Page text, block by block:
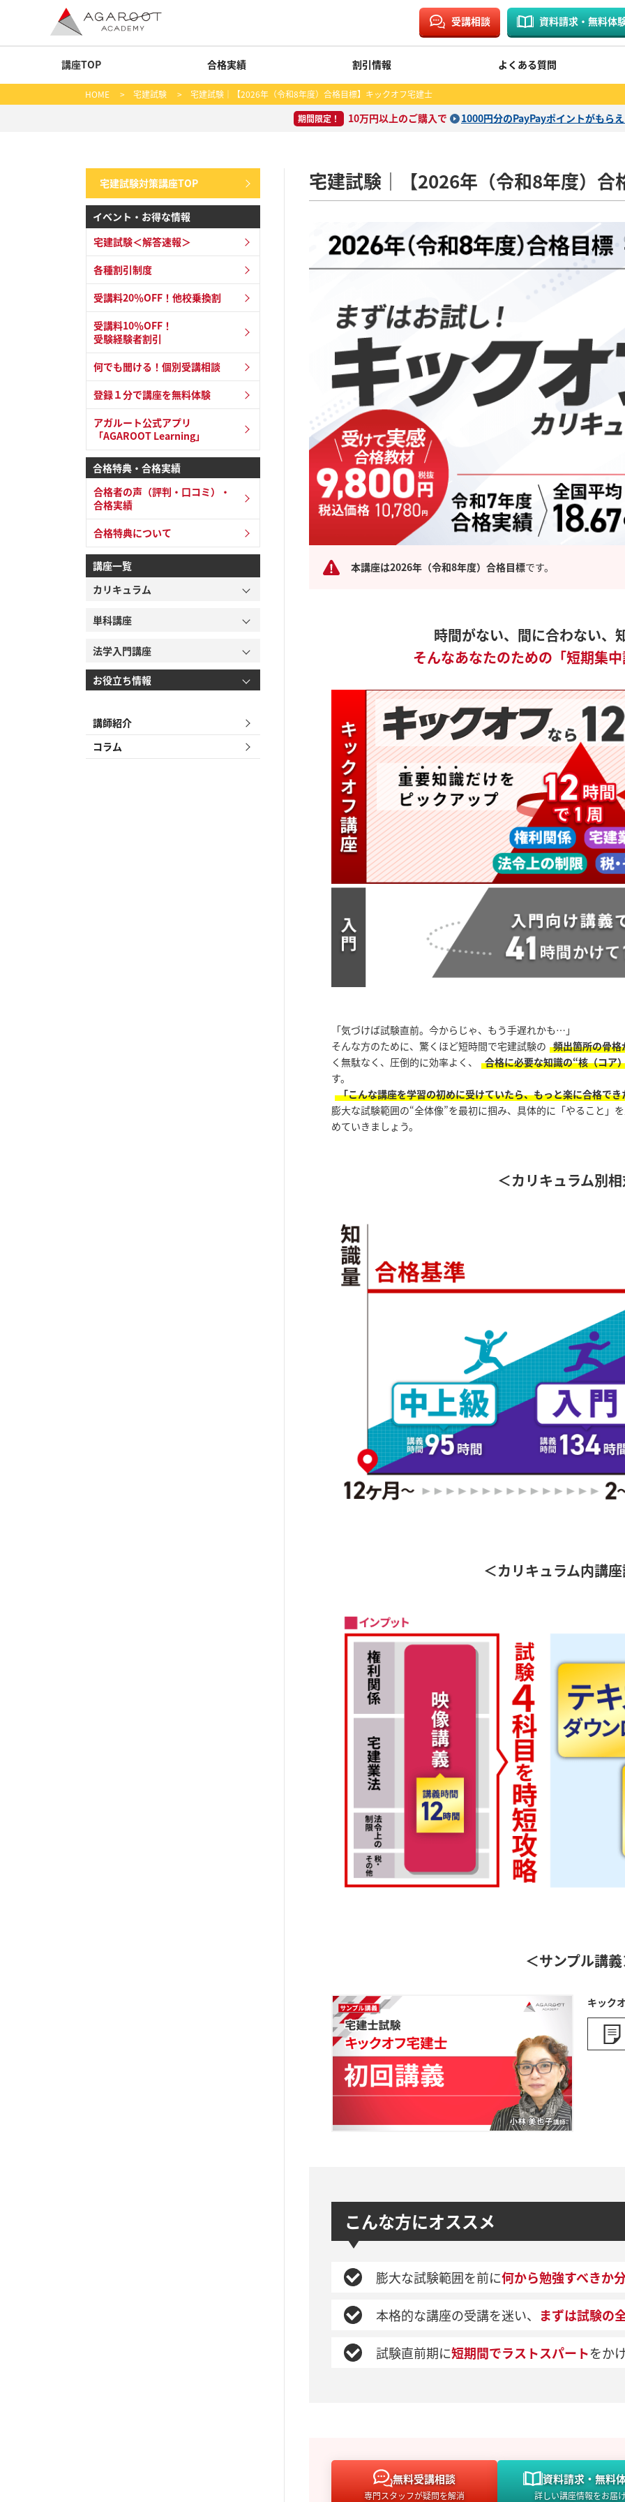
受講相談 資料請求・無料体
講座TOP 合格実績 割引情報 よくある質問
HOME > 宅建試験 > 宅建試験｜【2026年（令和8年度）合格目標】キックオフ宅建士
期間限定！ 10万円以上のご購入で 1000円分のPayPayポイントがもら
宅建試験｜【2026年（令和8年度）合
本講座は2026年（令和8年度）合格目標です。
時間がない、間に合わない、
そんなあなたのための「短期集
「気づけば試験直前。今からじゃ、もう手遅れかも…」
そんな方のために、驚くほど短時間で宅建試験の 頻出箇所の骨格
く無駄なく、圧倒的に効率よく、
合格に必要な知識の“核（コア
す。
「こんな講座を学習の初めに受けていたら、もっと楽に合格でき
膨大な試験範囲の“全体像”を最初に掴み、具体的に「やること」
めていきましょう。
＜カリキュラム別
＜カリキュラム内講
＜サンプル講
キック
こんな方にオススメ
膨大な試験範囲を前に何から勉強すべきか
本格的な講座の受講を迷い、 まずは試験の
試験直前期に短期間でラストスパートをか
無料受講相談
専門スタッフが疑問を解消
資料請求・無料
詳しい講座情報をお届
宅建試験対策講座TOP
イベント・お得な情報
宅建試験＜解答速報＞
各種割引制度
受講料20％OFF！他校乗換割
受講料10％OFF！
受験経験者割引
何でも聞ける！個別受講相談
登録１分で講座を無料体験
アガルート公式アプリ
「AGAROOT Learning」
合格特典・合格実績
合格者の声（評判・口コミ）・
合格実績
合格特典について
講座一覧
カリキュラム
単科講座
法学入門講座
お役立ち情報
講師紹介
コラム